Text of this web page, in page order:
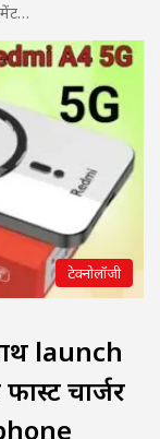
टेक्नोलॉजी
launch
चार्जर